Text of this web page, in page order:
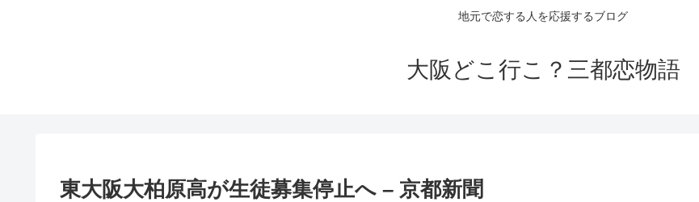
地元で恋する人を応援するブログ
大阪どこ行こ？三都恋物語
東大阪大柏原高が生徒募集停止へ – 京都新聞